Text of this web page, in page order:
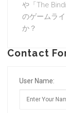
や「The
のゲームラ
か？
Contact
User Name: